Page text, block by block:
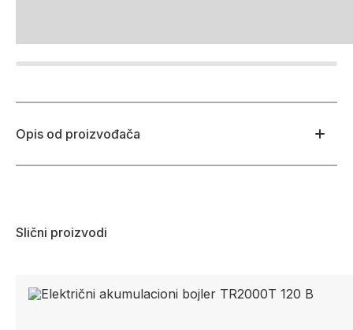
Opis od proizvođača
Slični proizvodi